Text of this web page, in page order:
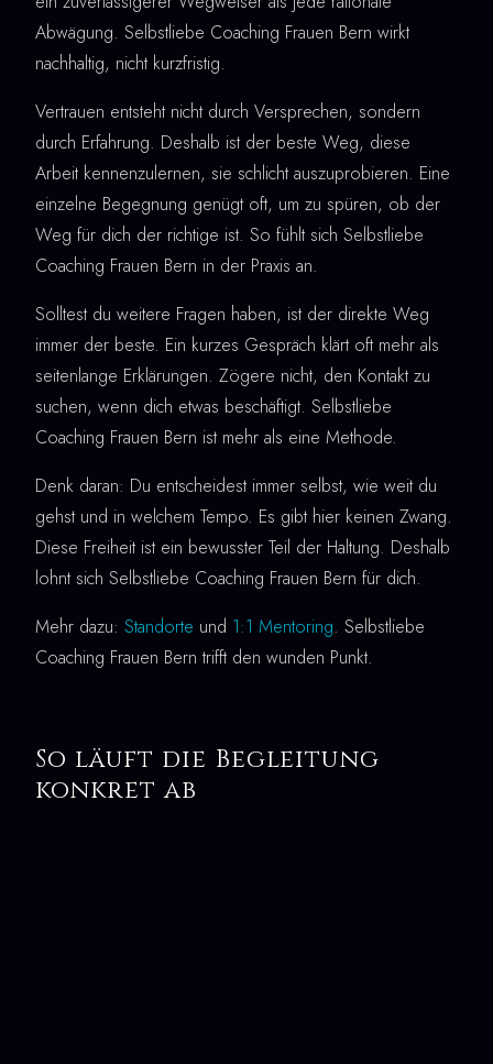
Abwägung. Selbstliebe Coaching Frauen Bern wirkt
nachhaltig, nicht kurzfristig.
Vertrauen entsteht nicht durch Versprechen, sondern
durch Erfahrung. Deshalb ist der beste Weg, diese
Arbeit kennenzulernen, sie schlicht auszuprobieren. Eine
einzelne Begegnung genügt oft, um zu spüren, ob der
Weg für dich der richtige ist. So fühlt sich Selbstliebe
Coaching Frauen Bern in der Praxis an.
Solltest du weitere Fragen haben, ist der direkte Weg
immer der beste. Ein kurzes Gespräch klärt oft mehr als
seitenlange Erklärungen. Zögere nicht, den Kontakt zu
suchen, wenn dich etwas beschäftigt. Selbstliebe
Coaching Frauen Bern ist mehr als eine Methode.
Denk daran: Du entscheidest immer selbst, wie weit du
gehst und in welchem Tempo. Es gibt hier keinen Zwang.
Diese Freiheit ist ein bewusster Teil der Haltung. Deshalb
lohnt sich Selbstliebe Coaching Frauen Bern für dich.
Mehr dazu: Standorte und 1:1 Mentoring. Selbstliebe
Coaching Frauen Bern trifft den wunden Punkt.
So läuft die Begleitung
konkret ab